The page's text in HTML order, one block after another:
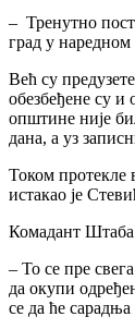
– Тренутно
град у
Већ су
обезбеђене су и
општине није
дана, а уз
Током протекле
истакао је
Комадант Штаба
– То се пре
да окупи
се да ће